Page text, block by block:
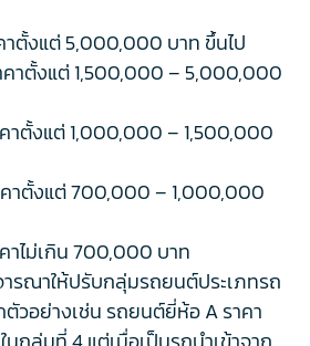
ตั้งแต่ 5,000,000 บาท ขึ้นไป
าตั้งแต่ 1,500,000 – 5,000,000
าตั้งแต่ 1,000,000 – 1,500,000
าตั้งแต่ 700,000 – 1,000,000
ไม่เกิน 700,000 บาท
รณาให้ปรับกลุ่มรถยนต์ประเภทรถ
ตัวอย่างเช่น รถยนต์ยี่ห้อ A ราคา